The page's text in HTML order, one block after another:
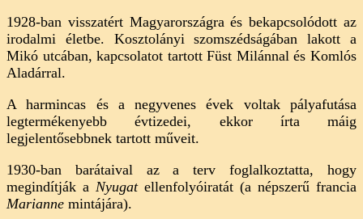
1928-ban visszatért Magyarországra és bekapcsolódott az
irodalmi életbe. Kosztolányi szomszédságában lakott a
Mikó utcában, kapcsolatot tartott Füst Milánnal és Komlós
Aladárral.
A harmincas és a negyvenes évek voltak pályafutása
legtermékenyebb évtizedei, ekkor írta máig
legjelentősebbnek tartott műveit.
1930-ban barátaival az a terv foglalkoztatta, hogy
megindítják a Nyugat ellenfolyóiratát (a népszerű francia
Marianne mintájára).